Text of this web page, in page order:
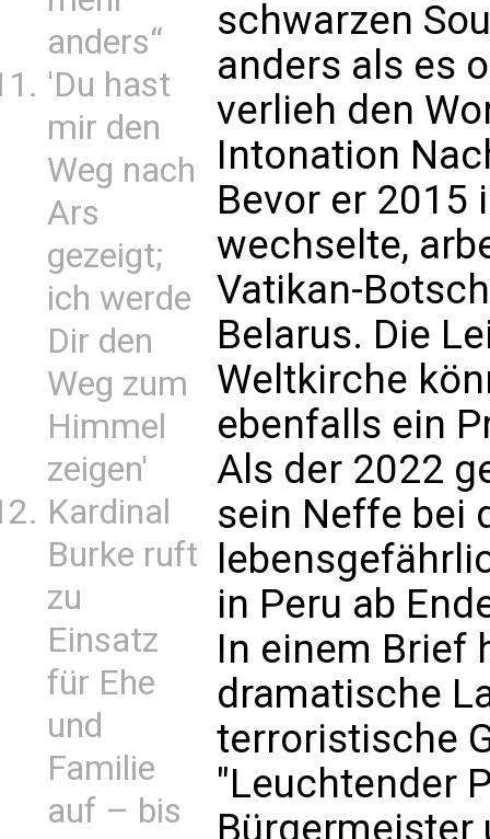
anders“
'Du hast
mir den
Weg nach
Ars
gezeigt;
ich werde
Dir den
Weg zum
Himmel
zeigen'
Kardinal
Burke ruft
zu
Einsatz
für Ehe
und
Familie
auf – bis
schwarzen
anders als es
verlieh den
Intonation
Bevor er 2015
wechselte,
Vatikan-
Belarus. Die
Weltkirche
ebenfalls ein
Als der 2022
sein Neffe bei
in Peru ab
In einem Brief
dramatische
terroristische
"Leuchtender
Bürgermeister